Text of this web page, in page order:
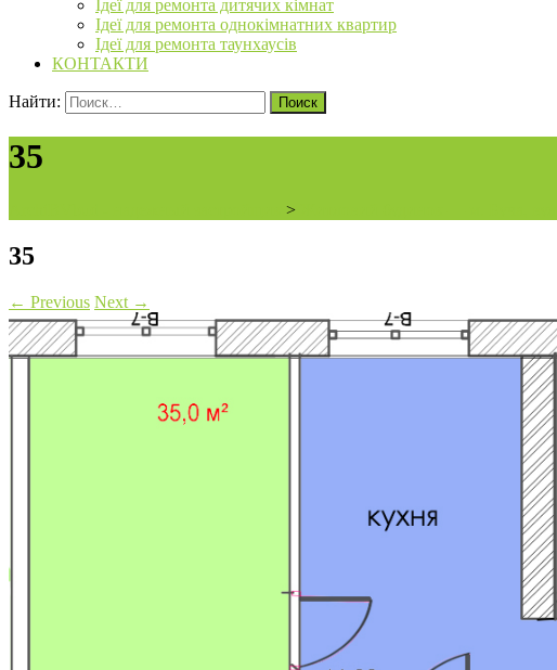
Ідеї для ремонта дитячих кімнат
Ідеї для ремонта однокімнатних квартир
Ідеї для ремонта таунхаусів
КОНТАКТИ
Найти:
35
>
35
← Previous Next →